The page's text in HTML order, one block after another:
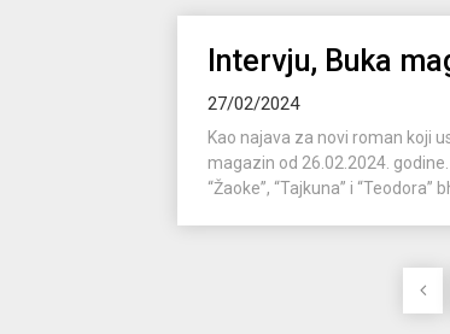
Intervju, Buka
27/02/2024
Kao najava za novi roman koji
magazin od 26.02.2024.
“Žaoke”, “Tajkuna” i